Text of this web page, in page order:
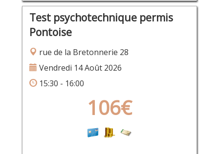
Test psychotechnique permis
Pontoise
rue de la Bretonnerie 28
Vendredi 14 Août 2026
15:30 - 16:00
106€